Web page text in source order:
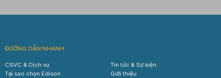
ĐƯỜNG DẪN NHANH
CSVC & Dịch vụ
Tin tức & Sự kiện
Tại sao chọn Edison
Giới thiệu